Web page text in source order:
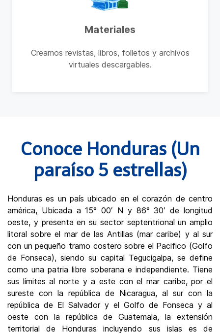
Materiales
Creamos revistas, libros, folletos y archivos
virtuales descargables.
Conoce Honduras (Un
paraíso 5 estrellas)
Honduras es un país ubicado en el corazón de centro
américa, Ubicada a 15° 00′ N y 86° 30′ de longitud
oeste, y presenta en su sector septentrional un amplio
litoral sobre el mar de las Antillas (mar caribe) y al sur
con un pequeño tramo costero sobre el Pacifico (Golfo
de Fonseca), siendo su capital Tegucigalpa, se define
como una patria libre soberana e independiente. Tiene
sus límites al norte y a este con el mar caribe, por el
sureste con la república de Nicaragua, al sur con la
república de El Salvador y el Golfo de Fonseca y al
oeste con la república de Guatemala, la extensión
territorial de Honduras incluyendo sus islas es de